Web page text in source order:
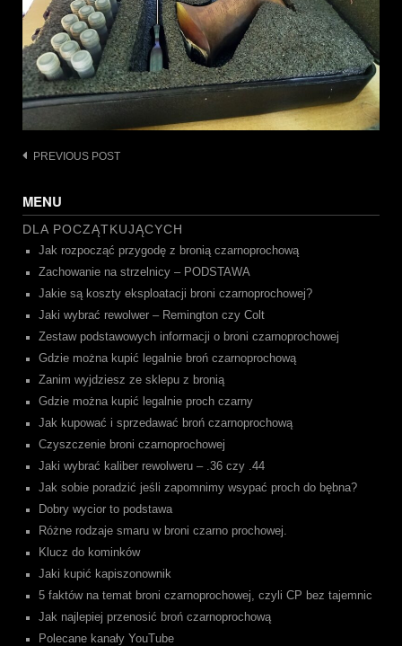
Post
PREVIOUS POST
MENU
DLA POCZĄTKUJĄCYCH
Jak rozpocząć przygodę z bronią czarnoprochową
Zachowanie na strzelnicy – PODSTAWA
Jakie są koszty eksploatacji broni czarnoprochowej?
Jaki wybrać rewolwer – Remington czy Colt
Zestaw podstawowych informacji o broni czarnoprochowej
Gdzie można kupić legalnie broń czarnoprochową
Zanim wyjdziesz ze sklepu z bronią
Gdzie można kupić legalnie proch czarny
Jak kupować i sprzedawać broń czarnoprochową
Czyszczenie broni czarnoprochowej
Jaki wybrać kaliber rewolweru – .36 czy .44
Jak sobie poradzić jeśli zapomnimy wsypać proch do bębna?
Dobry wycior to podstawa
Różne rodzaje smaru w broni czarno prochowej.
Klucz do kominków
Jaki kupić kapiszonownik
5 faktów na temat broni czarnoprochowej, czyli CP bez tajemnic
Jak najlepiej przenosić broń czarnoprochową
Polecane kanały YouTube